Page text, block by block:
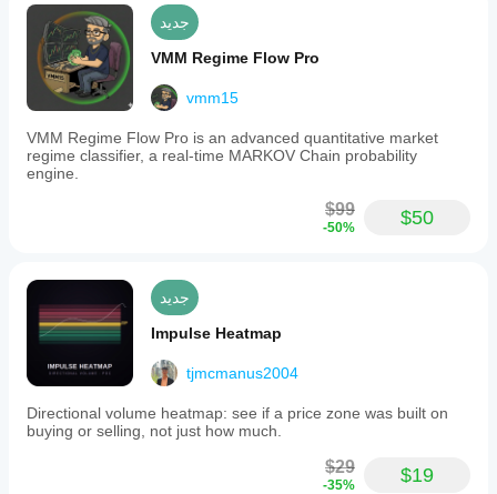
جديد
VMM Regime Flow Pro
vmm15
VMM Regime Flow Pro is an advanced quantitative market
regime classifier, a real-time MARKOV Chain probability
engine.
$99
-50% $50
جديد
Impulse Heatmap
tjmcmanus2004
Directional volume heatmap: see if a price zone was built on
buying or selling, not just how much.
$29
-35% $19